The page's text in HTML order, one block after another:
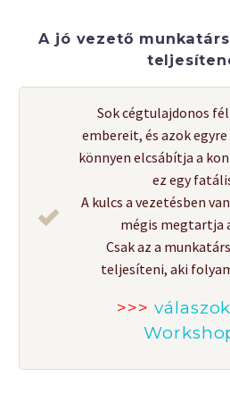
A jó vezető
Sok cégtulajdonos
embereit, és azok
könnyen elcsábítja a
ez egy
A kulcs a vezetésben
mégis megtartja
Csak az a
teljesíteni, aki
>>>